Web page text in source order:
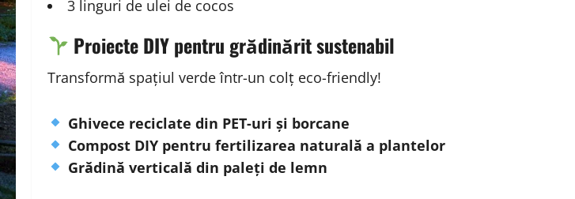
3 linguri de ulei de cocos
Proiecte DIY pentru grădinărit sustenabil
Transformă spațiul verde într-un colț eco-friendly!
Ghivece reciclate din PET-uri și borcane
Compost DIY pentru fertilizarea naturală a plantelor
Grădină verticală din paleți de lemn